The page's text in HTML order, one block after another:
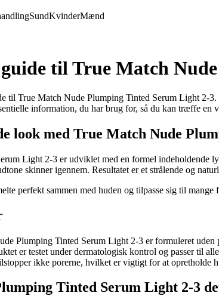
SundKvinderMænd
til True Match
til True Match Nude Plumping Tinted Serum Light 2-
information, du har brug for, så du kan træffe
look med True Match Nude
Light 2-3 er udviklet med en formel indeholdende
skinner igennem. Resultatet er et strålende og
perfekt sammen med huden og tilpasse sig til
Plumping Tinted Serum Light 2-3 er formuleret
er testet under dermatologisk kontrol og passer til
ikke porerne, hvilket er vigtigt for at opretholde
Tinted Serum Light 2-3